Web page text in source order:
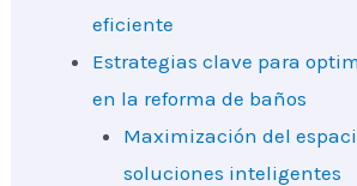
eficiente
Estrategias clave para
en la reforma de baños
Maximización del
soluciones inteligentes